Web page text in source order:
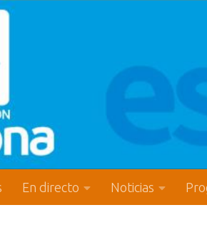
En directo Noticias